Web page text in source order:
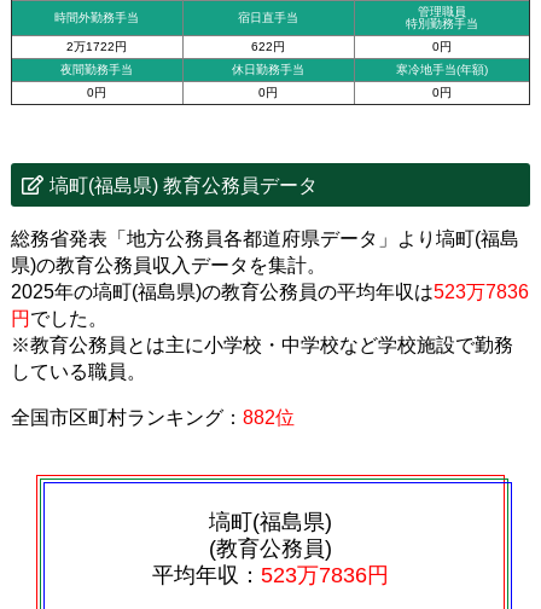
時間外勤務手当 宿日直手当
管理職員
特別勤務手当
2万1722円
622円
0円
夜間勤務手当
休日勤務手当
寒冷地手当(年額)
0円
0円 0円
塙町(福島県) 教育公務員データ
総務省発表「地方公務員各都道府県データ」より塙町(福島
県)の教育公務員収入データを集計。
2025年の塙町(福島県)の教育公務員の平均年収は523万7836
円 でした。
※教育公務員とは主に小学校・中学校など学校施設で勤務
している職員。
全国市区町村ランキング： 882位
塙町(福島県)
(教育公務員)
平均年収： 523万7836円